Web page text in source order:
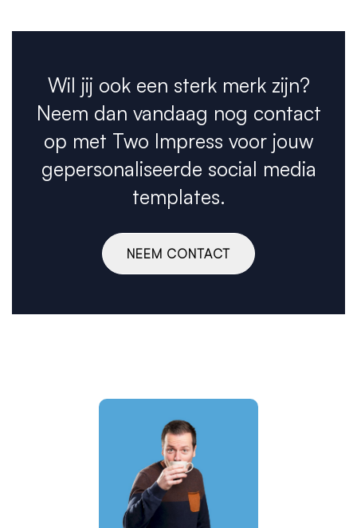
Wil jij ook een sterk merk zijn?
Neem dan vandaag nog contact
op met Two Impress voor jouw
gepersonaliseerde social media
templates.
NEEM CONTACT